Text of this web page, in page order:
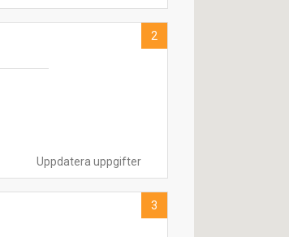
Uppdatera uppgifter
2
3